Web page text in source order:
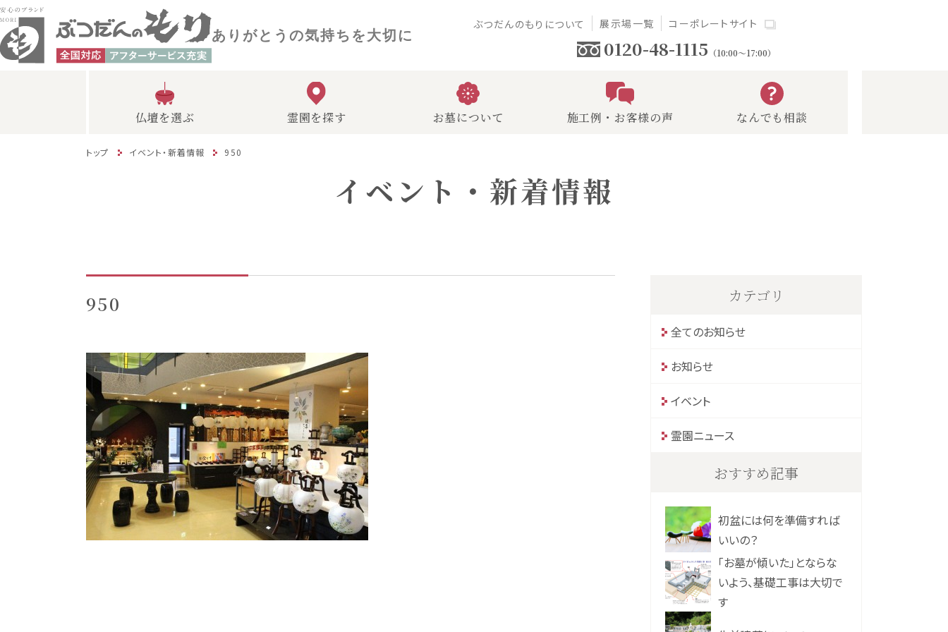
ありがとうの気持ちを大切に
ぶつだんのもりについて 展示場一覧 コーポレートサイト
0120-48-1115 （10:00～17:00）
仏壇を選ぶ 霊園を探す お墓について 施工例・お客様の声 なんでも相談
トップ イベント・新着情報 950
イベント・新着情報
950 カテゴリ
全てのお知らせ
お知らせ
イベント
霊園ニュース
おすすめ記事
初盆には何を準備すれば
いいの？
「お墓が傾いた」とならな
いよう、基礎工事は大切で
す